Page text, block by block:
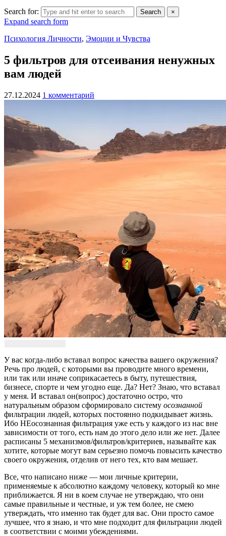
Search for: Search ×
Expand search form
Психология Личности, Эмоции и Чувства
5 фильтров для отсеивания ненужных
вам людей
27.12.2024 1 комментарий
У вас когда-либо вставал вопрос качества вашего окружения?
Речь про людей, с которыми вы проводите много времени,
или так или иначе соприкасаетесь в быту, путешествия,
бизнесе, спорте и чем угодно еще. Да? Нет? Знаю, что вставал
у меня. И вставал он(вопрос) достаточно остро, что
натуральным образом сформировало систему осознанной
фильтрации людей, которых постоянно подкидывает жизнь.
Ибо НЕосознанная фильтрация уже есть у каждого из нас вне
зависимости от того, есть нам до этого дело или же нет. Далее
расписаны 5 механизмов/фильтров/критериев, называйте как
хотите, которые могут вам серьезно помочь повысить качество
своего окружения, отделив от него тех, кто вам мешает.
Все, что написано ниже — мои личные критерии,
применяемые к абсолютно каждому человеку, который ко мне
приближается. Я ни в коем случае не утверждаю, что они
самые правильные и честные, и уж тем более, не смею
утверждать, что именно так будет для вас. Они просто самое
лучшее, что я знаю, и что мне подходит для фильтрации людей
в соответствии с моими убеждениями.